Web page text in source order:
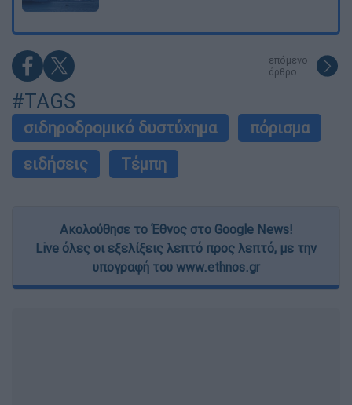
επόμενο
άρθρο
#TAGS
σιδηροδρομικό δυστύχημα
πόρισμα
ειδήσεις
Τέμπη
Ακολούθησε το Έθνος στο Google News!
Live όλες οι εξελίξεις λεπτό προς λεπτό, με την
υπογραφή του www.ethnos.gr